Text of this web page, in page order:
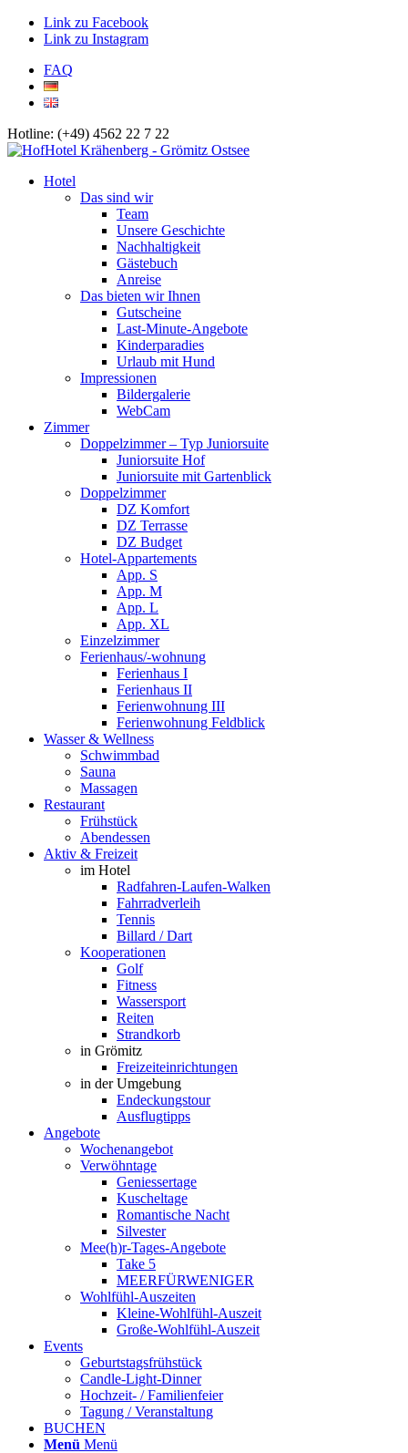
Link zu Facebook
Link zu Instagram
FAQ
Hotline: (+49) 4562 22 7 22
Hotel
Das sind wir
Team
Unsere Geschichte
Nachhaltigkeit
Gästebuch
Anreise
Das bieten wir Ihnen
Gutscheine
Last-Minute-Angebote
Kinderparadies
Urlaub mit Hund
Impressionen
Bildergalerie
WebCam
Zimmer
Doppelzimmer – Typ Juniorsuite
Juniorsuite Hof
Juniorsuite mit Gartenblick
Doppelzimmer
DZ Komfort
DZ Terrasse
DZ Budget
Hotel-Appartements
App. S
App. M
App. L
App. XL
Einzelzimmer
Ferienhaus/-wohnung
Ferienhaus I
Ferienhaus II
Ferienwohnung III
Ferienwohnung Feldblick
Wasser & Wellness
Schwimmbad
Sauna
Massagen
Restaurant
Frühstück
Abendessen
Aktiv & Freizeit
im Hotel
Radfahren-Laufen-Walken
Fahrradverleih
Tennis
Billard / Dart
Kooperationen
Golf
Fitness
Wassersport
Reiten
Strandkorb
in Grömitz
Freizeiteinrichtungen
in der Umgebung
Endeckungstour
Ausflugtipps
Angebote
Wochenangebot
Verwöhntage
Geniessertage
Kuscheltage
Romantische Nacht
Silvester
Mee(h)r-Tages-Angebote
Take 5
MEERFÜRWENIGER
Wohlfühl-Auszeiten
Kleine-Wohlfühl-Auszeit
Große-Wohlfühl-Auszeit
Events
Geburtstagsfrühstück
Candle-Light-Dinner
Hochzeit- / Familienfeier
Tagung / Veranstaltung
BUCHEN
Menü Menü